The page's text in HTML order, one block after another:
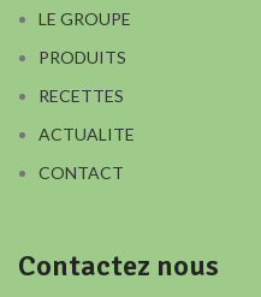
LE GROUPE
PRODUITS
RECETTES
ACTUALITE
CONTACT
Contactez nous